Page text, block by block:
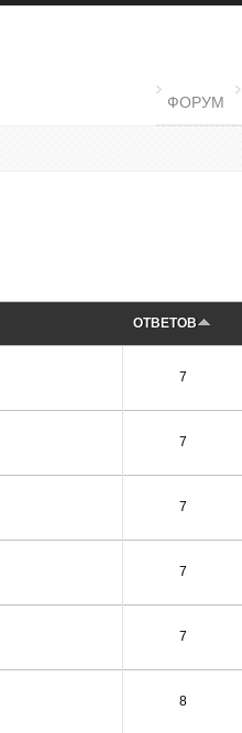
MAIN MENU
ФОРУМ
ОТВЕТОВ
7
7
7
7
7
8